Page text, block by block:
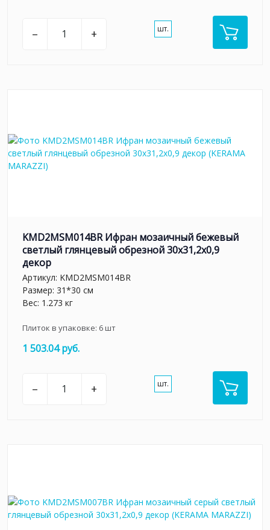
– + шт.
KMD2MSM014BR Ифран мозаичный бежевый
светлый глянцевый обрезной 30x31,2x0,9
декор
Артикул: KMD2MSM014BR
Размер: 31*30 см
Вес: 1.273 кг
Плиток в упаковке: 6шт
1 503.04 руб.
– + шт.